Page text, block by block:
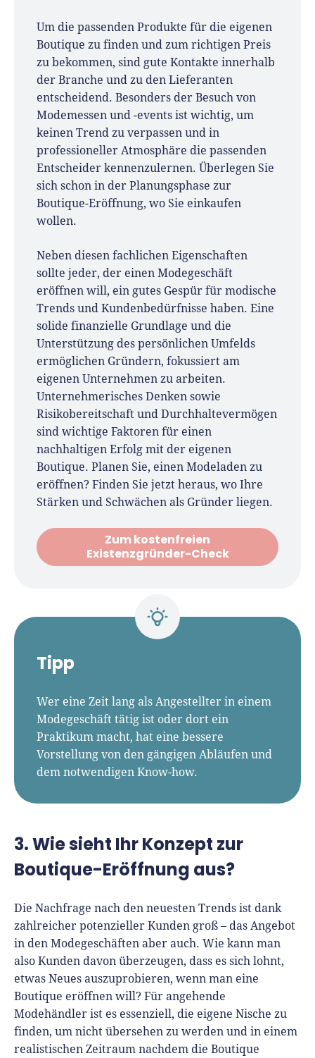
Um die passenden Produkte für die eigenen
Boutique zu finden und zum richtigen Preis
zu bekommen, sind gute Kontakte innerhalb
der Branche und zu den Lieferanten
entscheidend. Besonders der Besuch von
Modemessen und -events ist wichtig, um
keinen Trend zu verpassen und in
professioneller Atmosphäre die passenden
Entscheider kennenzulernen. Überlegen Sie
sich schon in der Planungsphase zur
Boutique-Eröffnung, wo Sie einkaufen
wollen.
Neben diesen fachlichen Eigenschaften
sollte jeder, der einen Modegeschäft
eröffnen will, ein gutes Gespür für modische
Trends und Kundenbedürfnisse haben. Eine
solide finanzielle Grundlage und die
Unterstützung des persönlichen Umfelds
ermöglichen Gründern, fokussiert am
eigenen Unternehmen zu arbeiten.
Unternehmerisches Denken sowie
Risikobereitschaft und Durchhaltevermögen
sind wichtige Faktoren für einen
nachhaltigen Erfolg mit der eigenen
Boutique. Planen Sie, einen Modeladen zu
eröffnen? Finden Sie jetzt heraus, wo Ihre
Stärken und Schwächen als Gründer liegen.
Zum kostenfreien
Existenzgründer-Check
Tipp
Wer eine Zeit lang als Angestellter in einem
Modegeschäft tätig ist oder dort ein
Praktikum macht, hat eine bessere
Vorstellung von den gängigen Abläufen und
dem notwendigen Know-how.
3. Wie sieht Ihr Konzept zur
Boutique-Eröffnung aus?
Die Nachfrage nach den neuesten Trends ist dank
zahlreicher potenzieller Kunden groß – das Angebot
in den Modegeschäften aber auch. Wie kann man
also Kunden davon überzeugen, dass es sich lohnt,
etwas Neues auszuprobieren, wenn man eine
Boutique eröffnen will? Für angehende
Modehändler ist es essenziell, die eigene Nische zu
finden, um nicht übersehen zu werden und in einem
realistischen Zeitraum nachdem die Boutique